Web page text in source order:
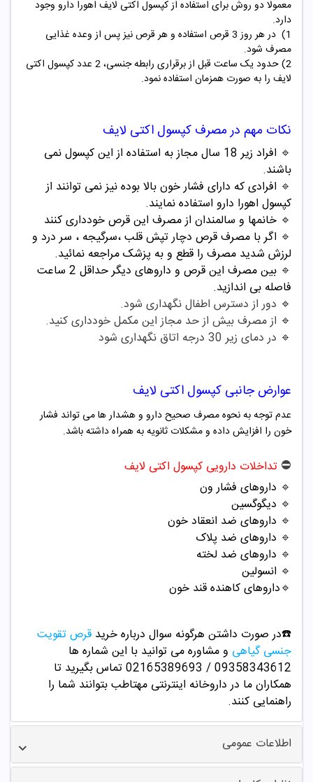
معمولا دو روش برای استفاده از کپسول اکتی لایف اهورا دارو وجود
دارد.
1) در هر روز 3 قرص استفاده و هر قرص نیز پس از وعده غذایی
مصرف شود.
2) حدود یک ساعت قبل از برقراری رابطه جنسی، 2 عدد کپسول اکتی
لایف را به صورت همزمان استفاده نمود.
نکات مهم در مصرف کپسول اکتی لایف
🔹
افراد زیر 18 سال مجاز به استفاده از این کپسول نمی
باشند.
🔹 افرادی که دارای فشار خون بالا بوده نیز نمی توانند از
کپسول اهورا دارو استفاده نمایند.
🔹 خانمها و سالمندان از مصرف این قرص خودداری کنند
🔹 اگر با مصرف قرص دچار تپش قلب ،سرگیجه ، سر درد و
لرزش شدید مصرف را قطع و به پزشک مراجعه نمائید.
🔹
بین مصرف این قرص و داروهای دیگر حداقل 2 ساعت
فاصله بی اندازید.
🔹 دور از دسترس اطفال نگهداری شود.
🔹 از مصرف بیش از حد مجاز این مکمل خودداری کنید.
🔹 در دمای زیر 30 درجه اتاق نگهداری شود
عوارض جانبی کپسول اکتی لایف
عدم توجه به نحوه مصرف صحیح دارو و هشدار ها می تواند فشار
خون را افزایش داده و مشکلات ثانویه به همراه داشته باشد.
⛔️ تداخلات دارویی کپسول اکتی لایف
🔹 داروهای فشار ون
🔹 دیگوگسین
🔹 داروهای ضد انعقاد خون
🔹 داروهای ضد پلاک
🔹 داروهای ضد لخته
🔹 انسولین
🔹داروهای کاهنده قند خون
☎️در صورت داشتن هرگونه سوال درباره خرید قرص تقویت
جنسی گیاهی و مشاوره می توانید با این شماره ها
09358343612 / 02165389693
تماس بگیرید تا
همکاران ما در داروخانه اینترنتی مهتاطب بتوانند شما را
راهنمایی کنند.
اطلاعات عمومی